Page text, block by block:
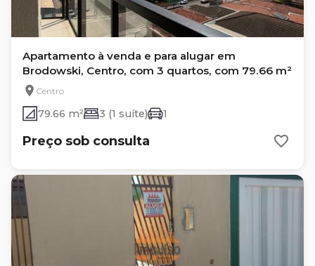
Apartamento à venda e para alugar em
Brodowski, Centro, com 3 quartos, com 79.66 m²
Centro
79.66 m² 3 (1 suíte) 1
Preço sob consulta